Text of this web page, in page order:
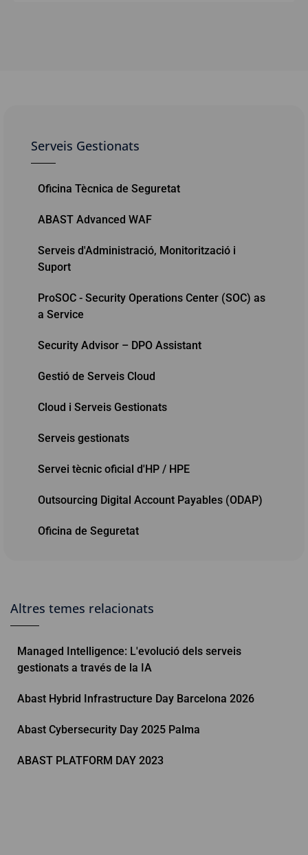
Serveis Gestionats
Oficina Tècnica de Seguretat
ABAST Advanced WAF
Serveis d'Administració, Monitorització i
Suport
ProSOC - Security Operations Center (SOC) as
a Service
Security Advisor – DPO Assistant
Gestió de Serveis Cloud
Cloud i Serveis Gestionats
Serveis gestionats
Servei tècnic oficial d'HP / HPE
Outsourcing Digital Account Payables (ODAP)
Oficina de Seguretat
Altres temes relacionats
Managed Intelligence: L'evolució dels serveis
gestionats a través de la IA
Abast Hybrid Infrastructure Day Barcelona 2026
Abast Cybersecurity Day 2025 Palma
ABAST PLATFORM DAY 2023